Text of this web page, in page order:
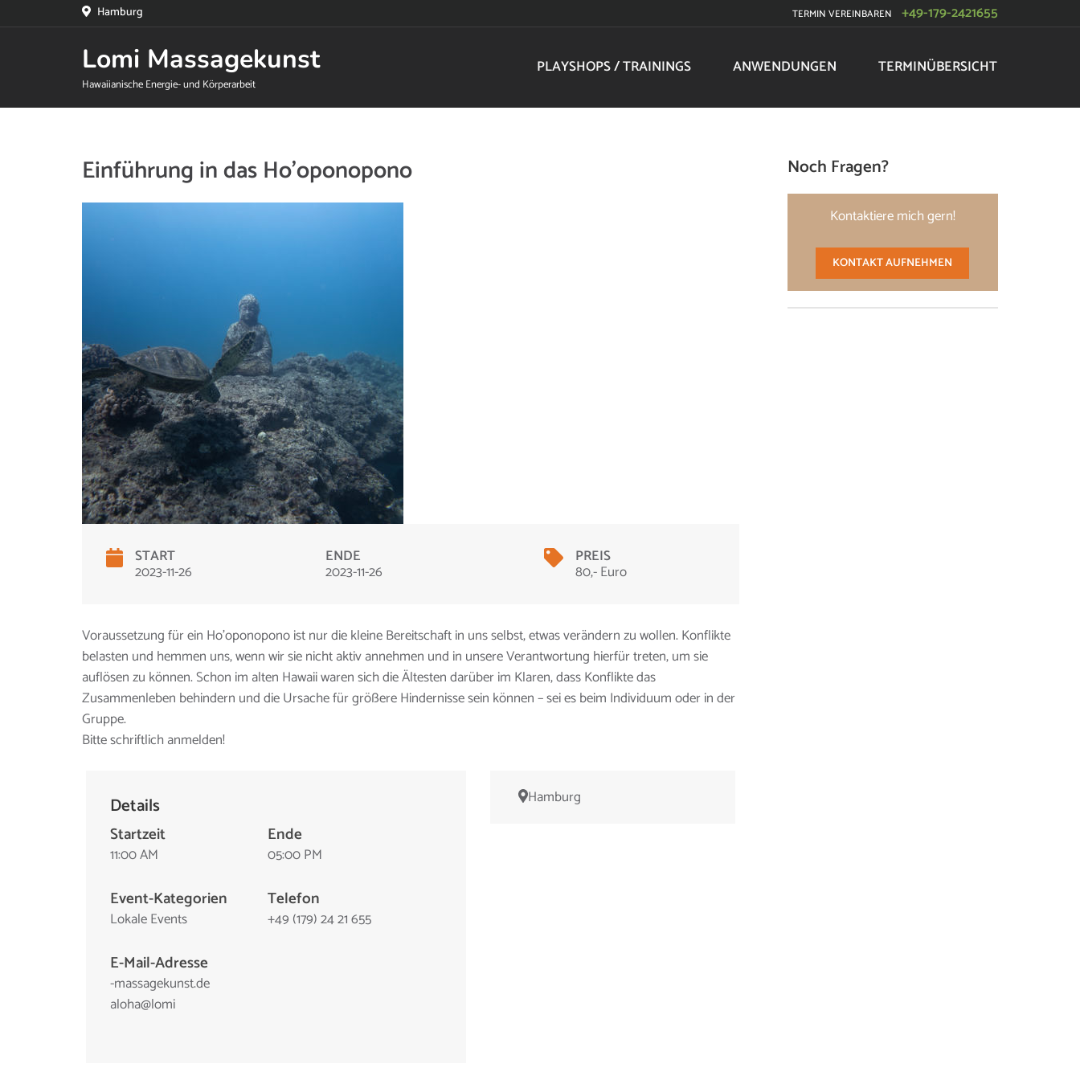
Hamburg TERMIN VEREINBAREN +49-179-2421655
Lomi Massagekunst
Hawaiianische Energie- und Körperarbeit
PLAYSHOPS / TRAININGS ANWENDUNGEN TERMINÜBERSICHT
Einführung in das Ho’oponopono
START
2023-11-26
ENDE
2023-11-26
PREIS
80,- Euro
Voraussetzung für ein Ho’oponopono ist nur die kleine Bereitschaft in uns selbst, etwas verändern zu wollen. Konflikte
belasten und hemmen uns, wenn wir sie nicht aktiv annehmen und in unsere Verantwortung hierfür treten, um sie
auflösen zu können. Schon im alten Hawaii waren sich die Ältesten darüber im Klaren, dass Konflikte das
Zusammenleben behindern und die Ursache für größere Hindernisse sein können – sei es beim Individuum oder in der
Gruppe.
Bitte schriftlich anmelden!
Details
Startzeit
11:00 AM
Ende
05:00 PM
Event-Kategorien
Lokale Events
Telefon
+49 (179) 24 21 655
E-Mail-Adresse
ed.ts
nukeg
assam
-
imol
@ahol
a
Hamburg
Noch Fragen?
Kontaktiere mich gern!
KONTAKT AUFNEHMEN